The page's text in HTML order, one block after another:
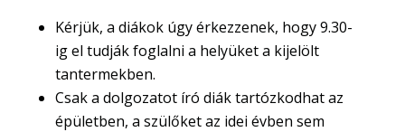
Kérjük, a diákok úgy érkezzenek, hogy 9.30-
ig el tudják foglalni a helyüket a kijelölt
tantermekben.
Csak a dolgozatot író diák tartózkodhat az
épületben, a szülőket az idei évben sem